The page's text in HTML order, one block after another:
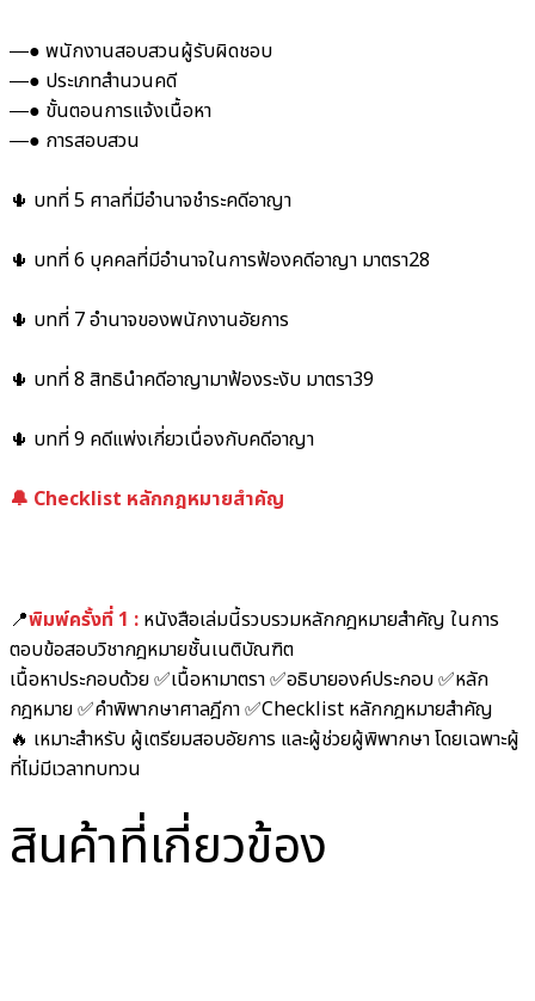
―● พนักงานสอบสวนผู้รับผิดชอบ
―● ประเภทสำนวนคดี
―● ขั้นตอนการแจ้งเนื้อหา
―● การสอบสวน
🌵 บทที่ 5 ศาลที่มีอำนาจชำระคดีอาญา
🌵 บทที่ 6 บุคคลที่มีอำนาจในการฟ้องคดีอาญา มาตรา28
🌵 บทที่ 7 อำนาจของพนักงานอัยการ
🌵 บทที่ 8 สิทธินำคดีอาญามาฟ้องระงับ มาตรา39
🌵 บทที่ 9 คดีแพ่งเกี่ยวเนื่องกับคดีอาญา
🔔 Checklist หลักกฎหมายสำคัญ
📍พิมพ์ครั้งที่ 1 : หนังสือเล่มนี้รวบรวมหลักกฎหมายสำคัญ ในการ
ตอบข้อสอบวิชากฎหมายชั้นเนติบัณฑิต
เนื้อหาประกอบด้วย ✅เนื้อหามาตรา ✅อธิบายองค์ประกอบ ✅หลัก
กฎหมาย ✅คำพิพากษาศาลฎีกา ✅Checklist หลักกฎหมายสำคัญ
🔥 เหมาะสำหรับ ผู้เตรียมสอบอัยการ และผู้ช่วยผู้พิพากษา โดยเฉพาะผู้
ที่ไม่มีเวลาทบทวน
สินค้าที่เกี่ยวข้อง